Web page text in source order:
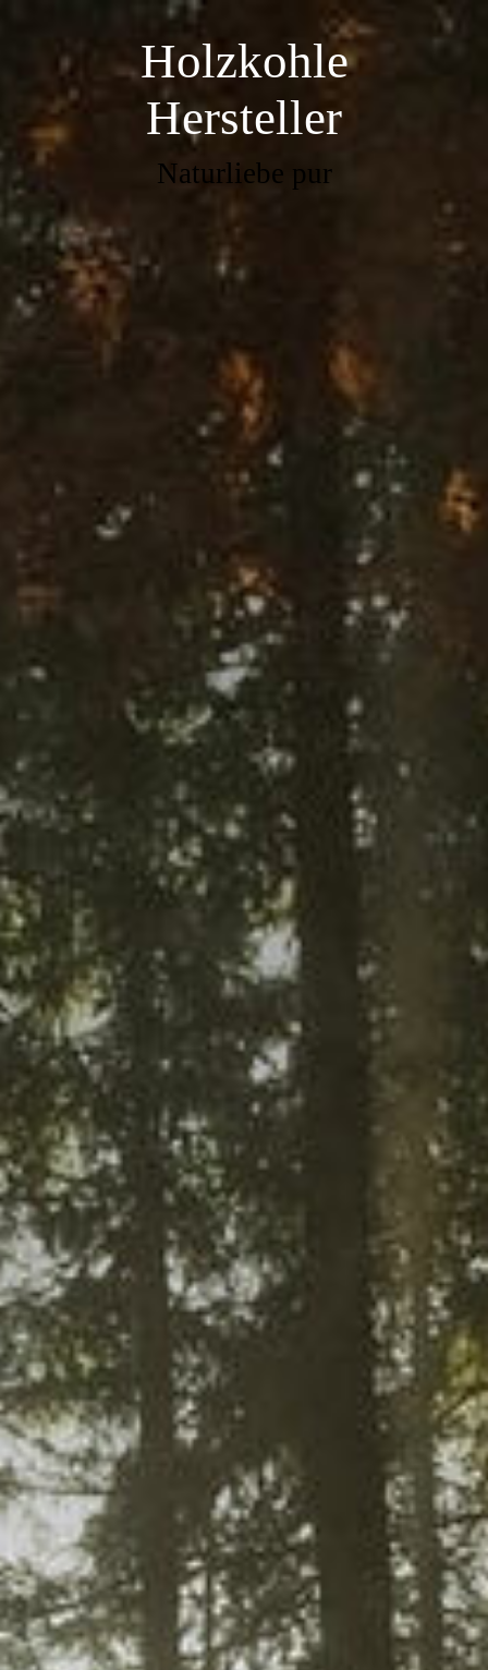
Holzkohle
Hersteller
Naturliebe pur